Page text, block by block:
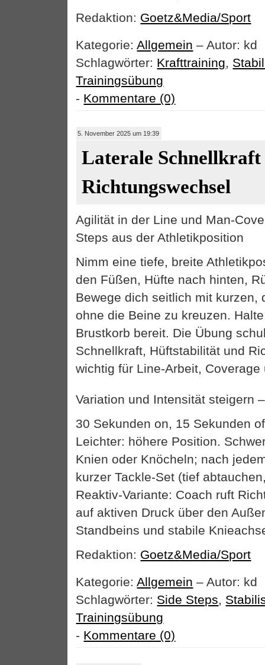
Redaktion: Goetz&Media/Sport
Kategorie:Allgemein – Autor: kd
Schlagwörter: Krafttraining,
Trainingsübung
- Kommentare (0)
5. November 2025 um 19:39
Laterale Schnellkraft
Richtungswechsel
Agilität in der Line und Man-
Steps aus der Athletikposition
Nimm eine tiefe, breite
den Füßen, Hüfte nach hinten,
Bewege dich seitlich mit kurzen,
ohne die Beine zu kreuzen.
Brustkorb bereit. Die Übung
Schnellkraft, Hüftstabilität und
wichtig für Line-Arbeit,
Variation und Intensität steigern
30 Sekunden on, 15 Sekunden
Leichter: höhere Position.
Knien oder Knöcheln; nach
kurzer Tackle-Set (tief
Reaktiv-Variante: Coach ruft
auf aktiven Druck über den
Standbeins und stabile
Redaktion: Goetz&Media/Sport
Kategorie:Allgemein – Autor: kd
Schlagwörter: Side Steps,
Trainingsübung
- Kommentare (0)